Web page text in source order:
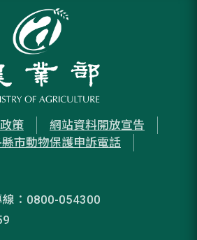
策
網站資料開放宣告
市動物保護申訴電話
線：0800-054300